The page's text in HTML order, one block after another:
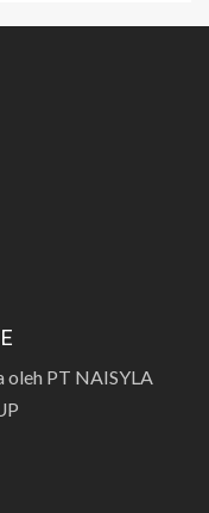
oleh PT NAISYLA